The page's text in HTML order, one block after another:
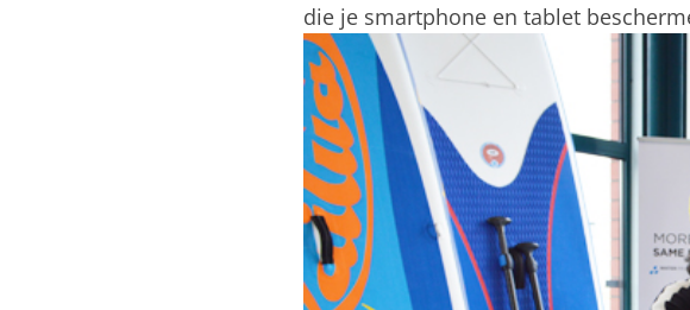
die je smartphone en tablet